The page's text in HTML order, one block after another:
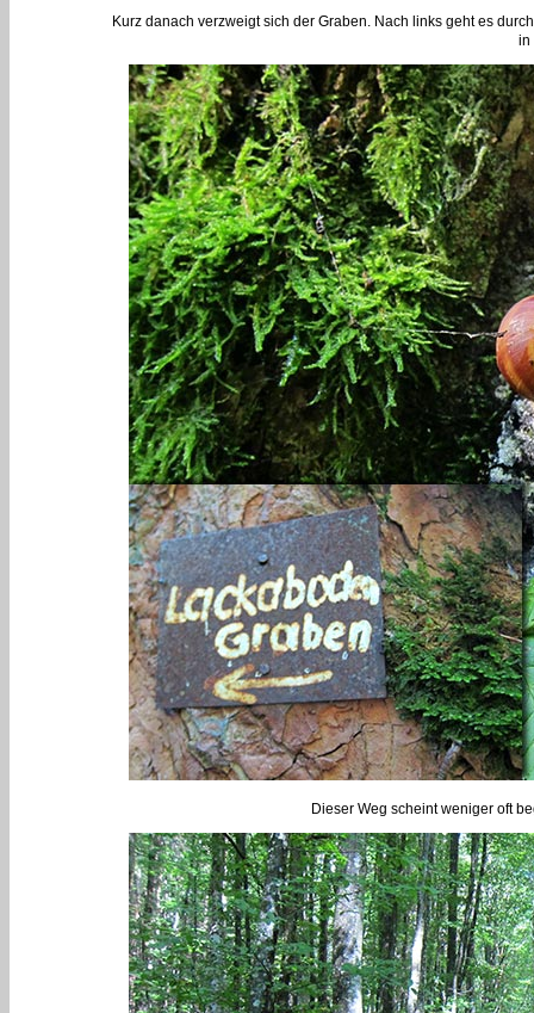
Kurz danach verzweigt sich der Graben. Nach links geht es
in
Dieser Weg scheint weniger oft